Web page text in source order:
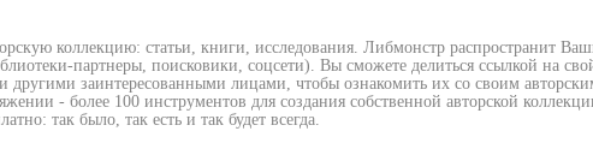
коллекцию: статьи, книги, исследования. Либмонстр распространит
партнеры, поисковики, соцсети). Вы сможете делиться ссылкой на
другими заинтересованными лицами, чтобы ознакомить их со своим
- более 100 инструментов для создания собственной авторской
так было, так есть и так будет всегда.